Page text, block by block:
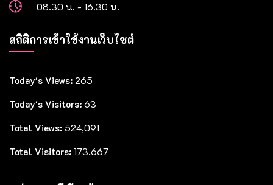
08.30 น. - 16.30 น.
สถิติการเข้าใช้งานเว็บไซต์
Today's Views: 265
Today's Visitors: 63
Total Views: 524,091
Total Visitors: 173,667